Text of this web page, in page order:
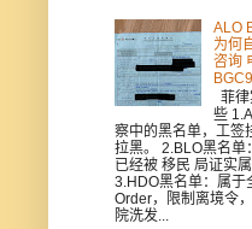
ALO
为何
咨询
菲
些
察中的黑名单，工签
拉黑。 2.BLO黑名单
已经被 移民 局证实
3.HDO黑名单：属
Order，限制离境令
院洗发...